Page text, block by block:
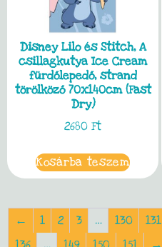
Disney Lilo és Stitch, A
csillagkutya Ice Cream
fürdőlepedő, strand
törölköző 70x140cm (Fast
Dry)
2680 Ft
Kosárba teszem
← 1 2 3 … 130 131